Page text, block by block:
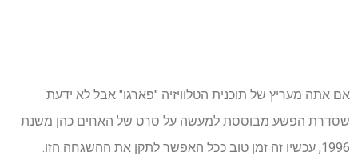
אם אתה מעריץ של תוכנית הטלוויזיה "פארגו" אבל לא ידעת
שסדרת הפשע מבוססת למעשה על סרט של האחים כהן משנת
1996, עכשיו זה זמן טוב ככל האפשר לתקן את ההשגחה הזו.